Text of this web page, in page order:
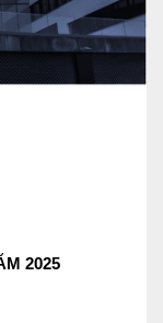
2025